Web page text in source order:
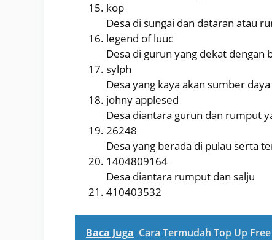
kop
Desa di sungai dan dataran atau
legend of luuc
Desa di gurun yang dekat dengan
sylph
Desa yang kaya akan sumber
johny applesed
Desa diantara gurun dan rumput
26248
Desa yang berada di pulau serta
1404809164
Desa diantara rumput dan salju
410403532
Baca Juga Cara Termudah Top Up